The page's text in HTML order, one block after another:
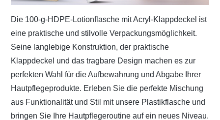
Die 100-g-HDPE-Lotionflasche mit Acryl-Klappdeckel ist
eine praktische und stilvolle Verpackungsmöglichkeit.
Seine langlebige Konstruktion, der praktische
Klappdeckel und das tragbare Design machen es zur
perfekten Wahl für die Aufbewahrung und Abgabe Ihrer
Hautpflegeprodukte. Erleben Sie die perfekte Mischung
aus Funktionalität und Stil mit unsere Plastikflasche und
bringen Sie Ihre Hautpflegeroutine auf ein neues Niveau.